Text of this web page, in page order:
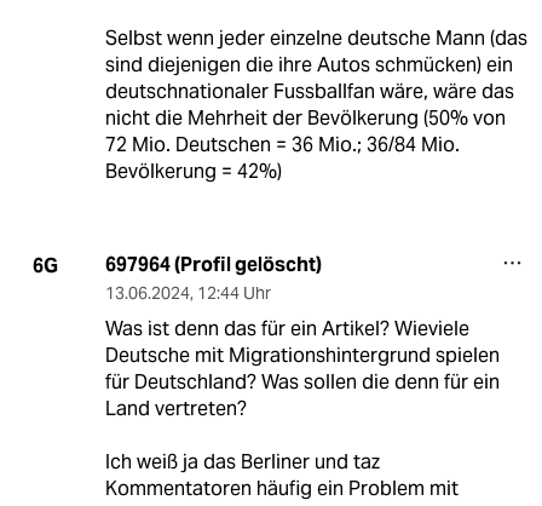
Selbst wenn jeder einzelne deutsche Mann (das
sind diejenigen die ihre Autos schmücken) ein
deutschnationaler Fussballfan wäre, wäre das
nicht die Mehrheit der Bevölkerung (50% von
72 Mio. Deutschen = 36 Mio.; 36/84 Mio.
Bevölkerung = 42%)
6G 697964 (Profil gelöscht)
13.06.2024, 12:44 Uhr
Was ist denn das für ein Artikel? Wieviele
Deutsche mit Migrationshintergrund spielen
für Deutschland? Was sollen die denn für ein
Land vertreten?
Ich weiß ja das Berliner und taz
Kommentatoren häufig ein Problem mit